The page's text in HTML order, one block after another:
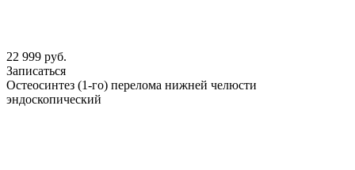
22 999 руб.
Записаться
Остеосинтез (1-го) перелома нижней челюсти
эндоскопический